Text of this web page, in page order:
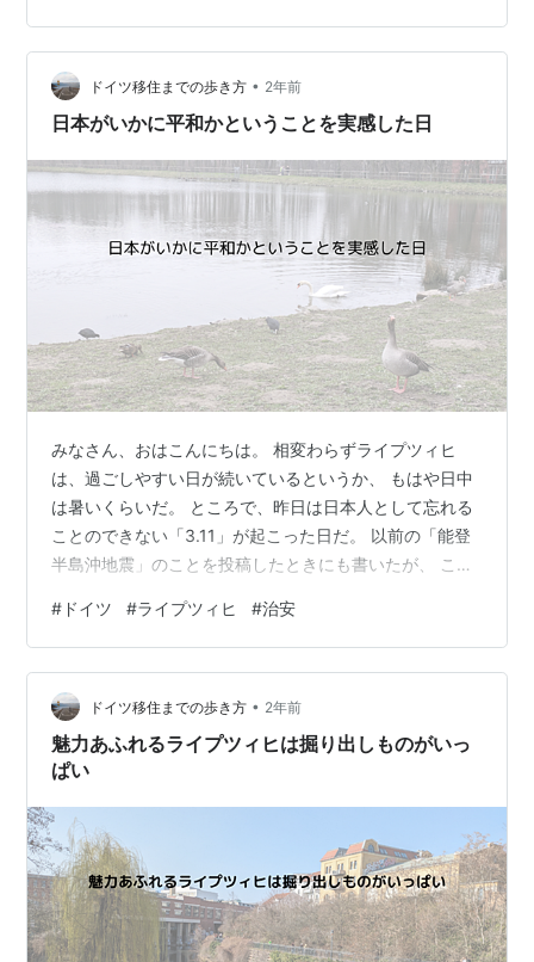
ドイツ移住までの歩き方 • 2年前
日本がいかに平和かということを実感した日
みなさん、おはこんにちは。 相変わらずライプツィヒ
は、過ごしやすい日が続いているというか、 もはや日中
は暑いくらいだ。 ところで、昨日は日本人として忘れる
ことのできない「3.11」が起こった日だ。 以前の「能登
半島沖地震」のことを投稿したときにも書いたが、 こち
とても近くに 感じるようになった。だからこそ、能登半
島地震でも大変心を痛めたし、 心が苦しくて仕方なかっ
た。 東日本大震災から１３年。遠く離れた鹿児島で、わ
たしはまだ中学生だった。 あのとき確か、校内放送で東
日本で非常に大きな地震が起こった、という ニュースを
聴いたことは鮮明に覚えている…
# ドイツ #ライプツィヒ #治安
ドイツ移住までの歩き方 • 2年前
魅力あふれるライプツィヒは掘り出しものがいっ
ぱい